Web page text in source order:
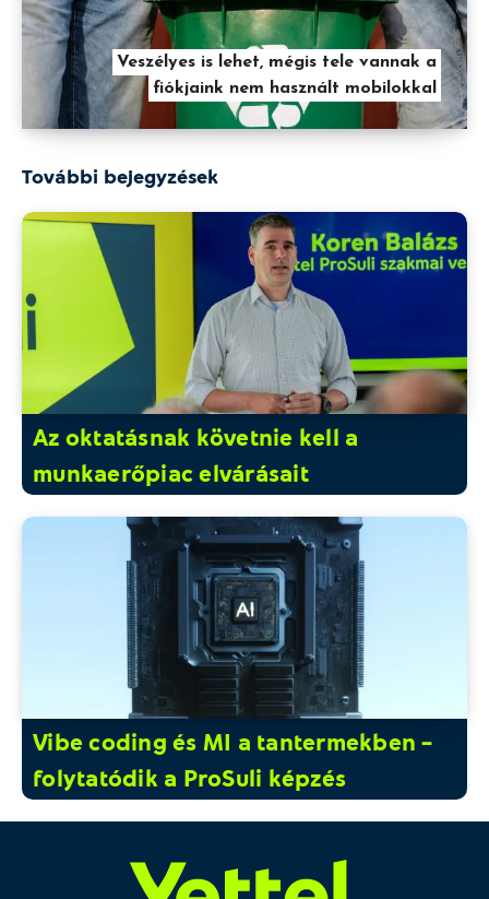
Veszélyes is lehet, mégis tele vannak a
fiókjaink nem használt mobilokkal
További bejegyzések
Az oktatásnak követnie kell a
munkaerőpiac elvárásait
Vibe coding és MI a tantermekben –
folytatódik a ProSuli képzés